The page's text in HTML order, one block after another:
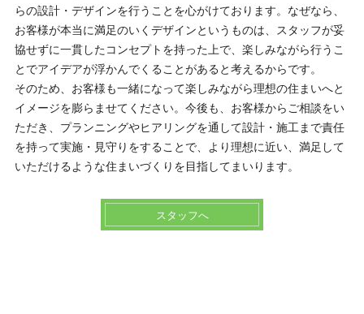
らの設計・デザインを行うことを心がけております。なぜなら、
お客様が本当に満足のいくデザインというものは、スタッフが妥
協せずに一貫したコンセプトを持った上で、楽しみながら行うこ
とでアイデアが浮かんでくることがあると考えるからです。
そのため、お客様も一緒になって楽しみながら理想の住まいへと
イメージを膨らませてください。今後も、お客様からご相談をい
ただき、プランニングやヒアリングを通して設計・施工まで責任
を持って実施・見守りをすることで、より理想に近い、満足して
いただけるような住まいづくりを目指してまいります。
スタッフへ